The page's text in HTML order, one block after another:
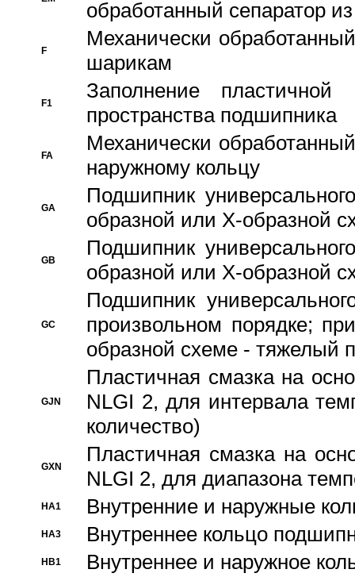
обработанный сепаратор
F
Механически
шарикам
F1
Заполнение
пространства подшипника
FA
Механически
наружному кольцу
GA
Подшипник
образной или Х-образной
GB
Подшипник
образной или Х-образной
GC
Подшипник
произвольном порядке;
образной схеме - тяжелый
GJN
Пластичная смазка на
NLGI 2, для интервала
количество)
GXN
Пластичная смазка на
NLGI 2, для диапазона
HA1 Внутренние и наружные
HA3 Bнутреннее кольцо
HB1 Bнутреннее и наружное